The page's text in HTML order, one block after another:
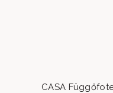
CASA